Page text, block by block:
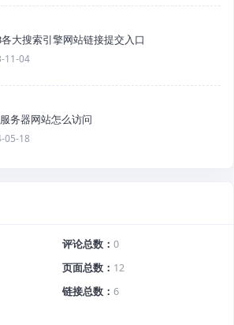
大搜索引擎网站链接提交入口
11-04
务器网站怎么访问
05-18
评论总数
0
页面总数
12
链接总数
6